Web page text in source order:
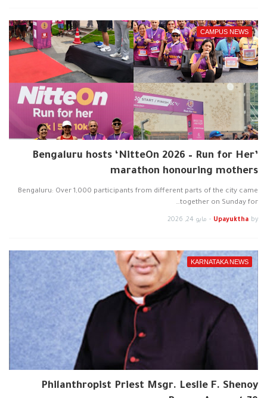
CAMPUS NEWS
Bengaluru hosts ‘NitteOn 2026 – Run for Her’
marathon honouring mothers
Bengaluru: Over 1,000 participants from different parts of the city came
together on Sunday for…
by
Upayuktha
- مايو 24, 2026
KARNATAKA NEWS
Philanthropist Priest Msgr. Leslie F. Shenoy